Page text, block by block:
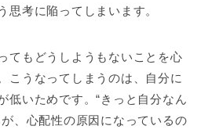
思考に陥ってしまいます。
てもどうしようもないことを心
こうなってしまうのは、自分に
低いためです。“きっと自分なん
、心配性の原因になっているの